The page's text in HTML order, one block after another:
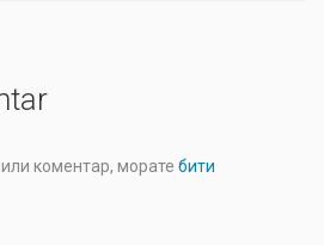
коментар, морате бити